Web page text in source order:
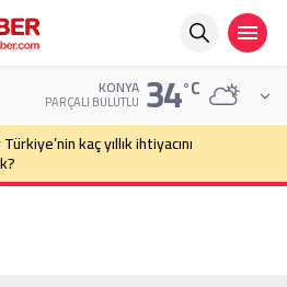
KONYA
PARÇALI BULUTLU 34°C
kaç yıllık ihtiyacını